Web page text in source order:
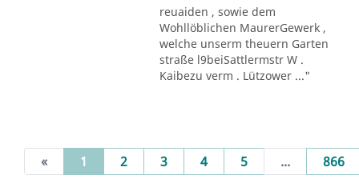
reuaiden , sowie dem
Wohllöblichen MaurerGewerk ,
welche unserm theuern Garten
straße l9beiSattlermstr W .
Kaibezu verm . Lützower ..."
« 1 (current)
2 3 4 5 ... 866